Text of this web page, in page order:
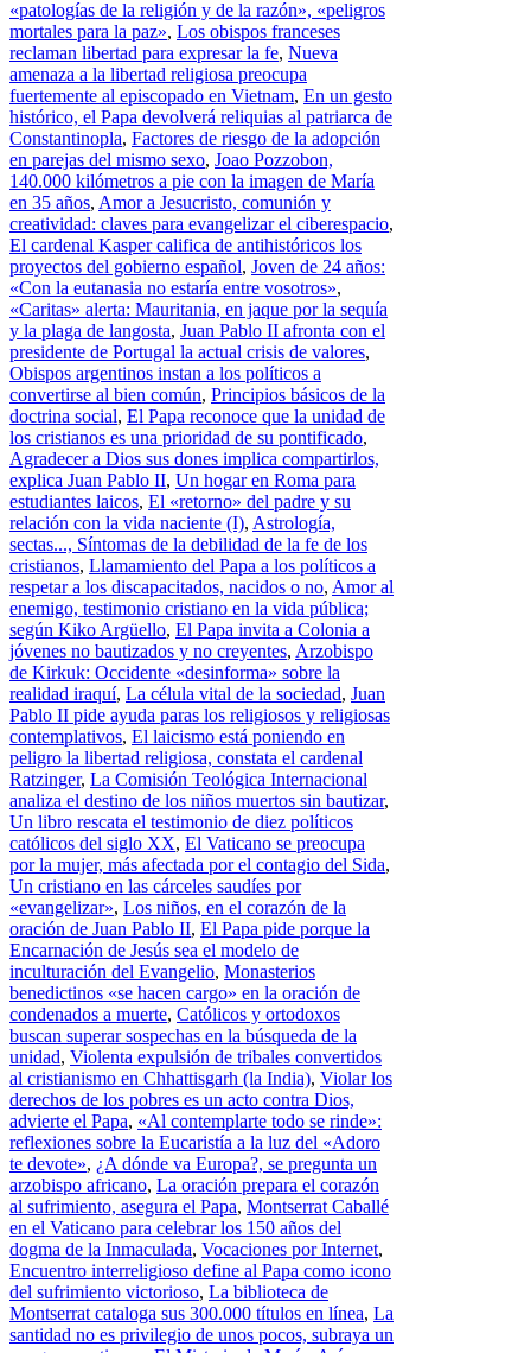
«patologías de la religión y de la razón», «peligros
mortales para la paz», Los obispos franceses
reclaman libertad para expresar la fe, Nueva
amenaza a la libertad religiosa preocupa
fuertemente al episcopado en Vietnam, En un gesto
histórico, el Papa devolverá reliquias al patriarca de
Constantinopla, Factores de riesgo de la adopción
en parejas del mismo sexo, Joao Pozzobon,
140.000 kilómetros a pie con la imagen de María
en 35 años, Amor a Jesucristo, comunión y
creatividad: claves para evangelizar el ciberespacio,
El cardenal Kasper califica de antihistóricos los
proyectos del gobierno español, Joven de 24 años:
«Con la eutanasia no estaría entre vosotros»,
«Caritas» alerta: Mauritania, en jaque por la sequía
y la plaga de langosta, Juan Pablo II afronta con el
presidente de Portugal la actual crisis de valores,
Obispos argentinos instan a los políticos a
convertirse al bien común, Principios básicos de la
doctrina social, El Papa reconoce que la unidad de
los cristianos es una prioridad de su pontificado,
Agradecer a Dios sus dones implica compartirlos,
explica Juan Pablo II, Un hogar en Roma para
estudiantes laicos, El «retorno» del padre y su
relación con la vida naciente (I), Astrología,
sectas..., Síntomas de la debilidad de la fe de los
cristianos, Llamamiento del Papa a los políticos a
respetar a los discapacitados, nacidos o no, Amor al
enemigo, testimonio cristiano en la vida pública;
según Kiko Argüello, El Papa invita a Colonia a
jóvenes no bautizados y no creyentes, Arzobispo
de Kirkuk: Occidente «desinforma» sobre la
realidad iraquí, La célula vital de la sociedad, Juan
Pablo II pide ayuda paras los religiosos y religiosas
contemplativos, El laicismo está poniendo en
peligro la libertad religiosa, constata el cardenal
Ratzinger, La Comisión Teológica Internacional
analiza el destino de los niños muertos sin bautizar,
Un libro rescata el testimonio de diez políticos
católicos del siglo XX, El Vaticano se preocupa
por la mujer, más afectada por el contagio del Sida,
Un cristiano en las cárceles saudíes por
«evangelizar», Los niños, en el corazón de la
oración de Juan Pablo II, El Papa pide porque la
Encarnación de Jesús sea el modelo de
inculturación del Evangelio, Monasterios
benedictinos «se hacen cargo» en la oración de
condenados a muerte, Católicos y ortodoxos
buscan superar sospechas en la búsqueda de la
unidad, Violenta expulsión de tribales convertidos
al cristianismo en Chhattisgarh (la India), Violar los
derechos de los pobres es un acto contra Dios,
advierte el Papa, «Al contemplarte todo se rinde»:
reflexiones sobre la Eucaristía a la luz del «Adoro
te devote», ¿A dónde va Europa?, se pregunta un
arzobispo africano, La oración prepara el corazón
al sufrimiento, asegura el Papa, Montserrat Caballé
en el Vaticano para celebrar los 150 años del
dogma de la Inmaculada, Vocaciones por Internet,
Encuentro interreligioso define al Papa como icono
del sufrimiento victorioso, La biblioteca de
Montserrat cataloga sus 300.000 títulos en línea, La
santidad no es privilegio de unos pocos, subraya un